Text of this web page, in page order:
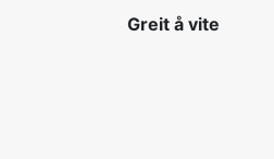
Greit å vite